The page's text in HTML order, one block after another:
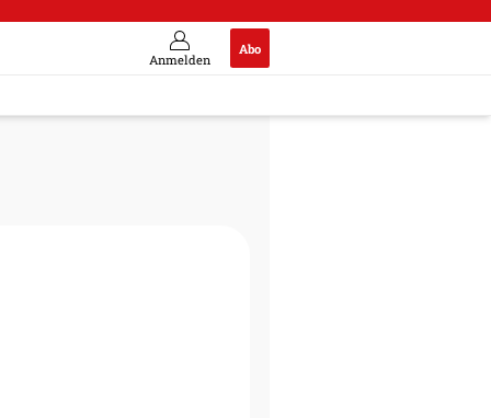
Anmelden
Abo